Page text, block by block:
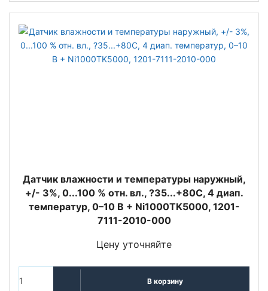
Датчик влажности и температуры наружный,
+/- 3%, 0...100 % отн. вл., ?35...+80C, 4 диап.
температур, 0–10 В + Ni1000TK5000, 1201-
7111-2010-000
Цену уточняйте
В корзину